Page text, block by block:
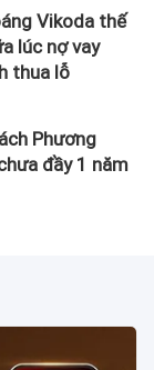
Vikoda thế
lúc nợ vay
thua lỗ
Phương
đầy 1 năm